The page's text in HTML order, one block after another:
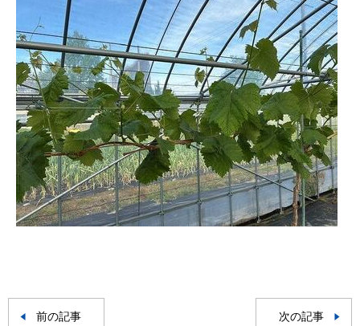
前の記事 次の記事